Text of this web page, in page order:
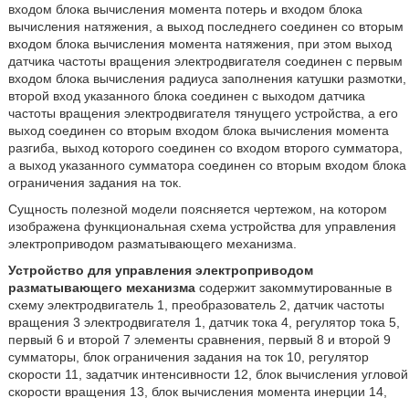
входом блока вычисления момента потерь и входом блока
вычисления натяжения, а выход последнего соединен со вторым
входом блока вычисления момента натяжения, при этом выход
датчика частоты вращения электродвигателя соединен с первым
входом блока вычисления радиуса заполнения катушки размотки,
второй вход указанного блока соединен с выходом датчика
частоты вращения электродвигателя тянущего устройства, а его
выход соединен со вторым входом блока вычисления момента
разгиба, выход которого соединен со входом второго сумматора,
а выход указанного сумматора соединен со вторым входом блока
ограничения задания на ток.
Сущность полезной модели поясняется чертежом, на котором
изображена функциональная схема устройства для управления
электроприводом разматывающего механизма.
Устройство для управления электроприводом
разматывающего механизмасодержит закоммутированные в
схему электродвигатель 1, преобразователь 2, датчик частоты
вращения 3 электродвигателя 1, датчик тока 4, регулятор тока 5,
первый 6 и второй 7 элементы сравнения, первый 8 и второй 9
сумматоры, блок ограничения задания на ток 10, регулятор
скорости 11, задатчик интенсивности 12, блок вычисления угловой
скорости вращения 13, блок вычисления момента инерции 14,